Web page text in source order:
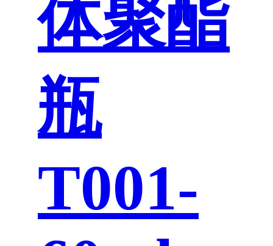
体聚酯
瓶
T001-